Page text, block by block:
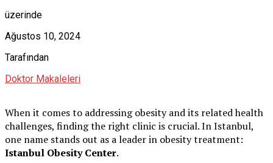
üzerinde
Ağustos 10, 2024
Tarafından
Doktor Makaleleri
When it comes to addressing obesity and its related health
challenges, finding the right clinic is crucial. In Istanbul,
one name stands out as a leader in obesity treatment:
Istanbul Obesity Center.